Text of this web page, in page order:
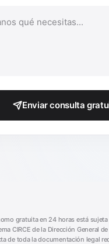
Enviar consulta
gratuita en 24 horas está
CIRCE de la Dirección General
de toda la documentación legal